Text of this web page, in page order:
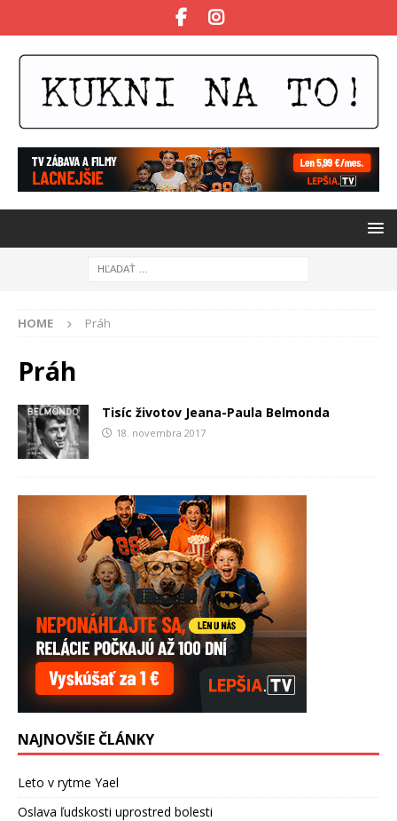
HOME Práh
Práh
Tisíc životov Jeana-Paula Belmonda
18. novembra 2017
NAJNOVŠIE ČLÁNKY
Leto v rytme Yael
Oslava ľudskosti uprostred bolesti